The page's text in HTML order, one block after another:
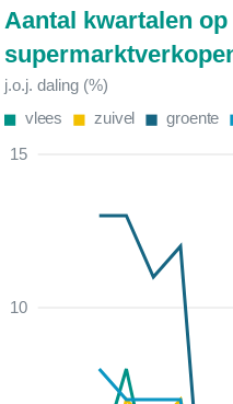
Aantal kwartalen
j.o.j. daling (%)
vlees zuivel groente
10
15